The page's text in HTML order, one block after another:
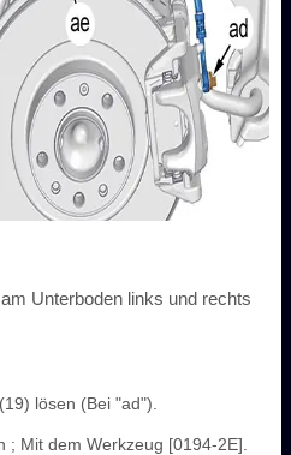
Unterboden links und rechts
lösen (Bei "ad").
Mit dem Werkzeug [0194-2E].